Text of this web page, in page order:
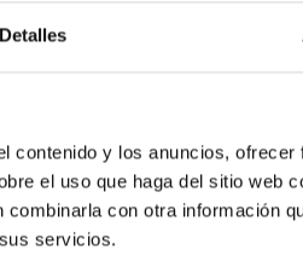
Detalles
contenido y los anuncios,
el uso que haga del sitio web
con otra información
servicios.
mama en España. El trabajo
(oscilaciones de las
el riesgo de cánceres
previos relacionados con la
que la duración y el espectro
indicaron que los
más iluminadas, mientras que